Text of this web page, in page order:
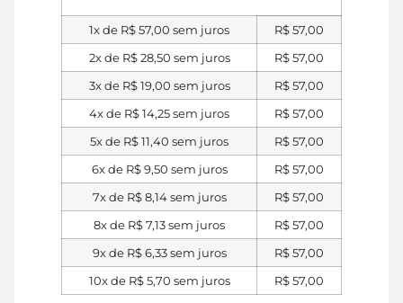
1x de R$57,00 sem juros R$57,00
2x de R$28,50 sem juros R$57,00
3x de R$19,00 sem juros R$57,00
4x de R$14,25sem juros R$57,00
5x de R$11,40 sem juros R$57,00
6x de R$9,50 sem juros R$57,00
7x de R$8,14sem juros R$57,00
8x de R$7,13sem juros R$57,00
9x de R$6,33sem juros R$57,00
10x de R$5,70 sem juros R$57,00